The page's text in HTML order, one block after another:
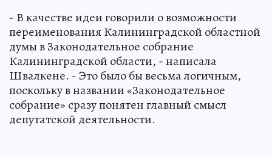
- В качестве идеи говорили о возможности
переименования Калининградской областной
думы в Законодательное собрание
Калининградской области, - написала
Швалкене. - Это было бы весьма логичным,
поскольку в названии «Законодательное
собрание» сразу понятен главный смысл
депутатской деятельности.